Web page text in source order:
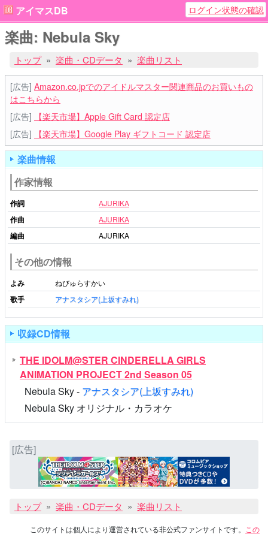
アイマスDB ログイン状態の確認
楽曲: Nebula Sky
トップ 楽曲・CDデータ 楽曲リスト
[広告] Amazon.co.jpでのアイドルマスター関連商品のお買いもの
はこちらから
[広告]
【楽天市場】Apple Gift Card 認定店
[広告]
【楽天市場】Google Play ギフトコード 認定店
楽曲情報
作家情報
作詞 AJURIKA
作曲 AJURIKA
編曲 AJURIKA
その他の情報
よみ ねびゅらすかい
歌手 アナスタシア(上坂すみれ)
収録CD情報
THE IDOLM@STER CINDERELLA GIRLS
ANIMATION PROJECT 2nd Season 05
Nebula Sky - アナスタシア(上坂すみれ)
Nebula Sky オリジナル・カラオケ
[広告]
トップ 楽曲・CDデータ 楽曲リスト
このサイトは個人により運営されている非公式ファンサイトです。
この